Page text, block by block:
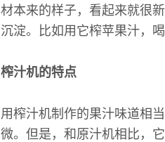
材本来的样子，看起来就很
沉淀。比如用它榨苹果汁，
榨汁机的特点
用榨汁机制作的果汁味道相
微。但是，和原汁机相比，